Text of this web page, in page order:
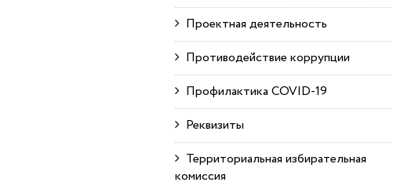
Проектная деятельность
Противодействие коррупции
Профилактика COVID-19
Реквизиты
Территориальная избирательная
комиссия